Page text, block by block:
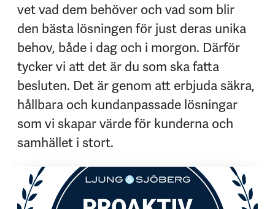
vet vad dem behöver och vad som blir
den bästa lösningen för just deras unika
behov, både i dag och i morgon. Därför
tycker vi att det är du som ska fatta
besluten. Det är genom att erbjuda säkra,
hållbara och kundanpassade lösningar
som vi skapar värde för kunderna och
samhället i stort.